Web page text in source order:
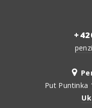
Put Puntinka